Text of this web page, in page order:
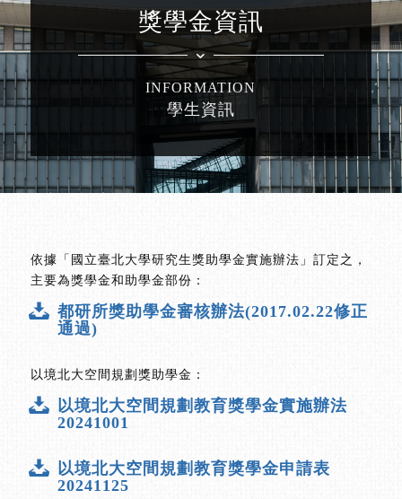
獎學金資訊
INFORMATION
學生資訊
依據「國立臺北大學研究生獎助學金實施辦法」訂定之，
主要為獎學金和助學金部份：
都研所獎助學金審核辦法(2017.02.22修正
通過)
以境北大空間規劃獎助學金：
以境北大空間規劃教育獎學金實施辦法
20241001
以境北大空間規劃教育獎學金申請表
20241125